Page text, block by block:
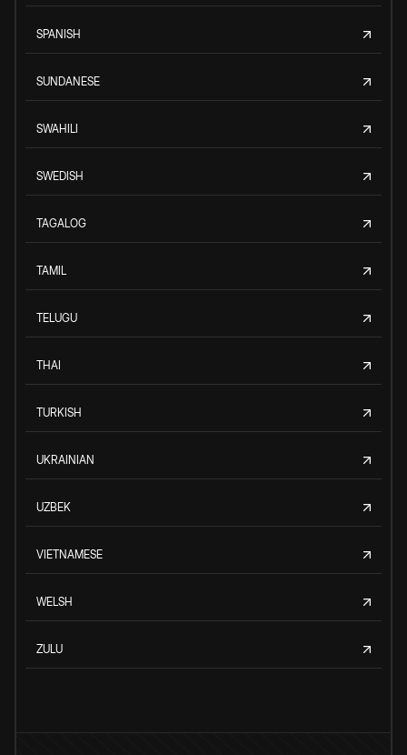
SPANISH
SUNDANESE
SWAHILI
SWEDISH
TAGALOG
TAMIL
TELUGU
THAI
TURKISH
UKRAINIAN
UZBEK
VIETNAMESE
WELSH
ZULU